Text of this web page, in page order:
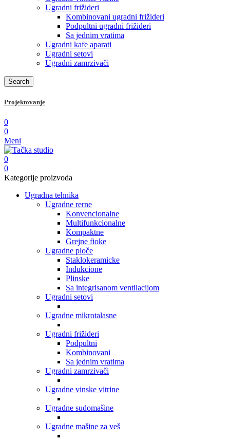
Ugradni frižideri
Kombinovani ugradni frižideri
Podpultni ugradni frižideri
Sa jednim vratima
Ugradni kafe aparati
Ugradni setovi
Ugradni zamrzivači
Search
Projektovanje
0
0
Meni
0
0
Kategorije proizvoda
Ugradna tehnika
Ugradne rerne
Konvencionalne
Multifunkcionalne
Kompaktne
Grejne fioke
Ugradne ploče
Staklokeramicke
Indukcione
Plinske
Sa integrisanom ventilacijom
Ugradni setovi
Ugradne mikrotalasne
Ugradni frižideri
Podpultni
Kombinovani
Sa jednim vratima
Ugradni zamrzivači
Ugradne vinske vitrine
Ugradne sudomašine
Ugradne mašine za veš